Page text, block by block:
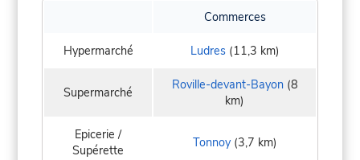
Commerces
Hypermarché Ludres(11,3 km)
Supermarché Roville-devant-Bayon(8
km)
Epicerie /
Supérette
Tonnoy(3,7 km)